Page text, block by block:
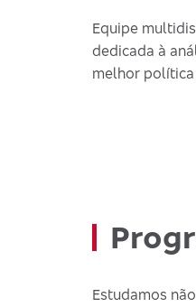
Equipe
dedicada à
melhor
Estudamos